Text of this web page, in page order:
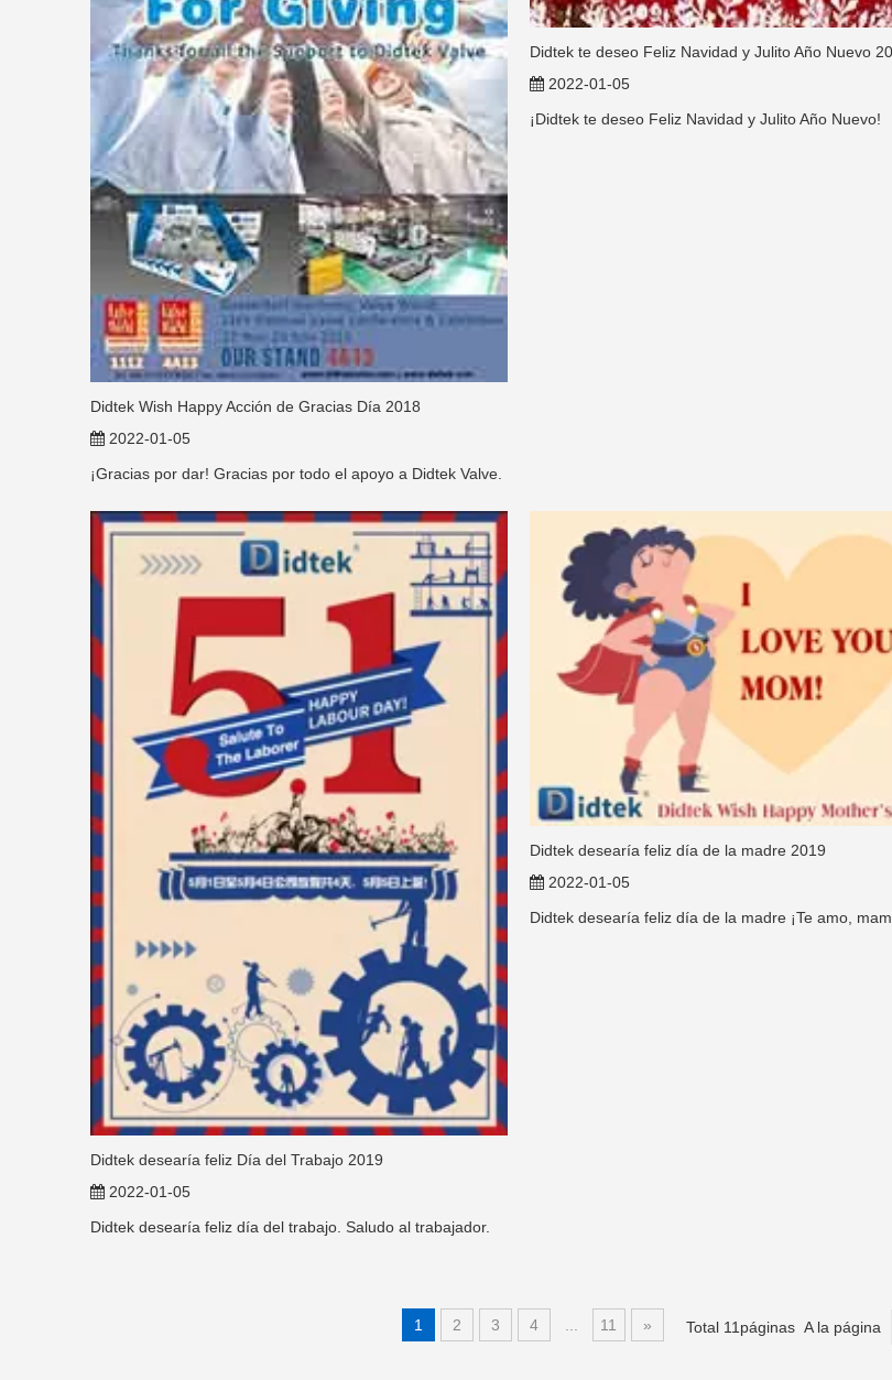
Didtek Wish Happy Acción de Gracias Día 2018
2022-01-05
¡Gracias por dar! Gracias por todo el apoyo a Didtek Valve.
Didtek te deseo Feliz Navidad y Julito Año Nuevo
2022-01-05
¡Didtek te deseo Feliz Navidad y Julito Año Nuevo!
Didtek desearía feliz Día del Trabajo 2019
2022-01-05
Didtek desearía feliz día del trabajo. Saludo al trabajador.
Didtek desearía feliz día de la madre 2019
2022-01-05
Didtek desearía feliz día de la madre ¡Te amo,
1 2 3 4 ... 11 » Total 11páginas A la página